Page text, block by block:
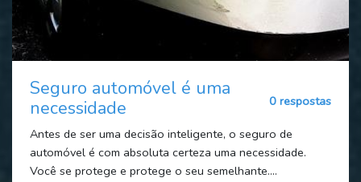
Seguro automóvel é uma
necessidade
0 respostas
Antes de ser uma decisão inteligente, o seguro de
automóvel é com absoluta certeza uma necessidade.
Você se protege e protege o seu semelhante....